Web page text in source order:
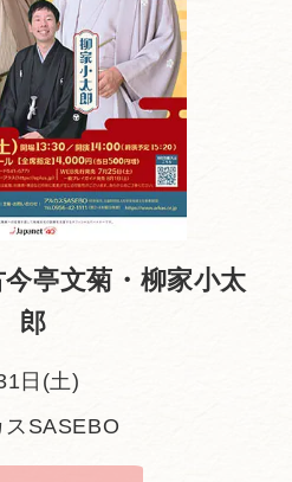
亭文菊・柳家小太
郎
日(土)
SASEBO